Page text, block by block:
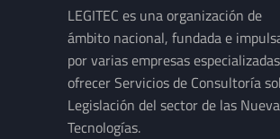
LEGITEC es una organización de
ámbito nacional, fundada e
por varias empresas
ofrecer Servicios de Consultoría
Legislación del sector de las
Tecnologías.